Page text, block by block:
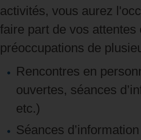
activités, vous aurez
faire part de vos attentes
préoccupations de
Rencontres en
ouvertes, séances
etc.)
Séances